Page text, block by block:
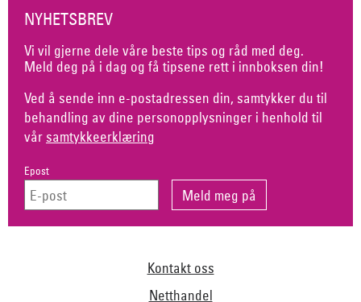
NYHETSBREV
Vi vil gjerne dele våre beste tips og råd med deg.
Meld deg på i dag og få tipsene rett i innboksen din!
Ved å sende inn e-postadressen din, samtykker du til
behandling av dine personopplysninger i henhold til
vår samtykkeerklæring
Epost
Kontakt oss
Netthandel